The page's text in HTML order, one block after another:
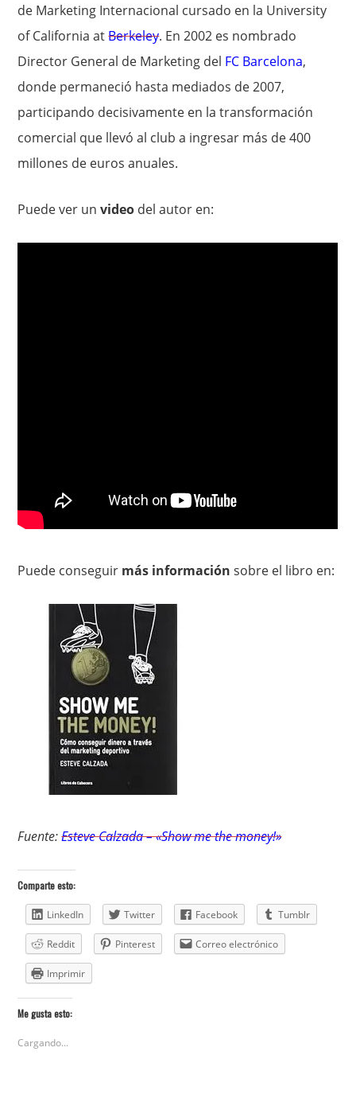
de Marketing Internacional cursado en la University
of California atBerkeley. En 2002 es nombrado
Director General de Marketing del FC Barcelona,
donde permaneció hasta mediados de 2007,
participando decisivamente en la transformación
comercial que llevó al club a ingresar más de 400
millones de euros anuales.
Puede ver unvideo del autor en:
Puede conseguir más información sobre el libro en:
Fuente:Esteve Calzada – «Show me the money!»
Comparte esto:
LinkedIn Twitter Facebook Tumblr
Reddit Pinterest Correo electrónico
Imprimir
Me gusta esto:
Cargando...